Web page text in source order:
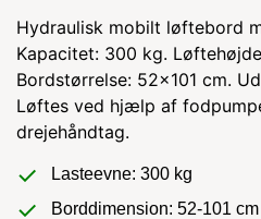
Hydraulisk mobilt løftebord
Kapacitet: 300 kg.
Bordstørrelse: 52x101 cm.
Løftes ved hjælp af
drejehåndtag.
Lasteevne: 300 kg
Borddimension: 52-101 cm